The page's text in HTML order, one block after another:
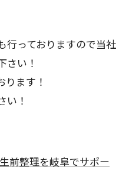
行っておりますので当社
さい！
ます！
い！
生前整理を岐阜でサポー